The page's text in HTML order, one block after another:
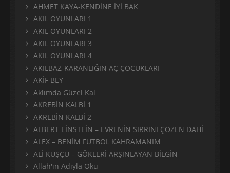
AHMET KAYA-KENDİNE İYİ BAK
AKIL OYUNLARI 1
AKIL OYUNLARI 2
AKIL OYUNLARI 3
AKIL OYUNLARI 4
AKILBAZ-KARANLIĞIN AÇ ÇOCUKLARI
AKİF BEY
Aklımda Güzel Kal
AKREBİN KALBİ 1
AKREBİN KALBİ 2
ALBERT EİNSTEİN – EVRENİN SIRRINI ÇÖZEN DAHİ
ALEX – BENİM FUTBOL KAHRAMANIM
ALİ KUŞÇU – GÖKLERİ ARŞINLAYAN BİLGİN
Allah'ın Adıyla Oku